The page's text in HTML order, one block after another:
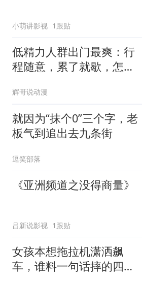
小萌讲影视 1跟贴
低精力人群出门最爽：行
程随意，累了就歇，怎么
辉哥说动漫
就因为“抹个0”三个字，老
板气到追出去九条街
逗笑部落
《亚洲频道之没得商量》
吕新说影视 1跟贴
女孩本想拖拉机潇洒飙
车，谁料一句话摔的四脚